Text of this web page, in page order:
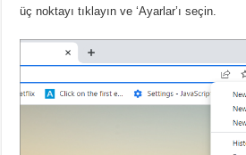
üç noktayı tıklayın ve ‘Ayarlar’ı seçin.